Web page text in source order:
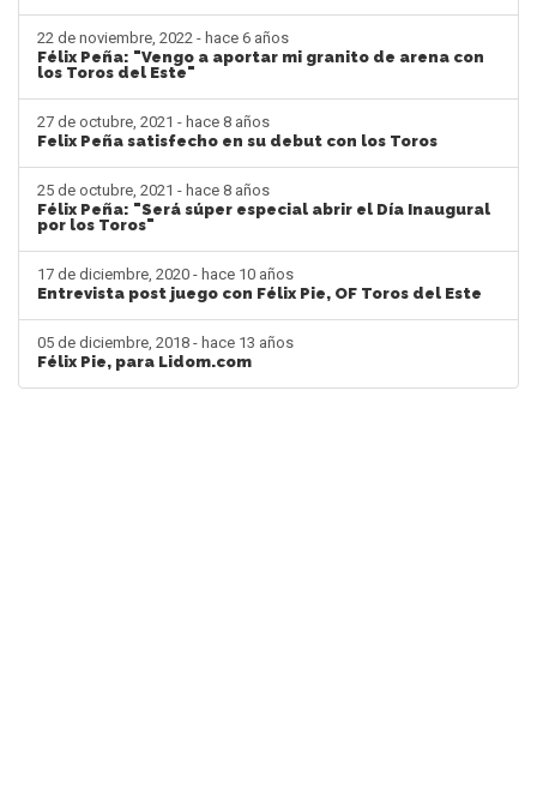
22 de noviembre, 2022 - hace 6 años
Félix Peña: "Vengo a aportar mi granito de arena con
los Toros del Este"
27 de octubre, 2021 - hace 8 años
Felix Peña satisfecho en su debut con los Toros
25 de octubre, 2021 - hace 8 años
Félix Peña: "Será súper especial abrir el Día Inaugural
por los Toros"
17 de diciembre, 2020 - hace 10 años
Entrevista post juego con Félix Pie, OF Toros del Este
05 de diciembre, 2018 - hace 13 años
Félix Pie, para Lidom.com